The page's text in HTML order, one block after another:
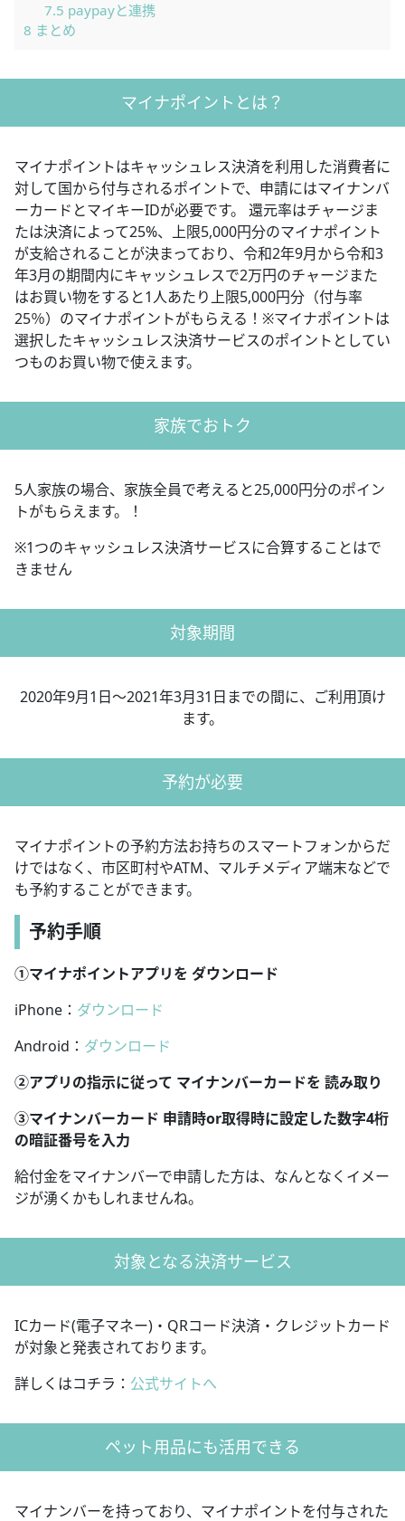
7.5 paypayと連携
8 まとめ
マイナポイントとは？
マイナポイントはキャッシュレス決済を利用した消費者に
対して国から付与されるポイントで、申請にはマイナンバ
ーカードとマイキーIDが必要です。 還元率はチャージま
たは決済によって25%、上限5,000円分のマイナポイント
が支給されることが決まっており、令和2年9月から令和3
年3月の期間内にキャッシュレスで2万円のチャージまた
はお買い物をすると1人あたり上限5,000円分（付与率
25％）のマイナポイントがもらえる！※マイナポイントは
選択したキャッシュレス決済サービスのポイントとしてい
つものお買い物で使えます。
家族でおトク
5人家族の場合、家族全員で考えると25,000円分のポイン
トがもらえます。！
※1つのキャッシュレス決済サービスに合算することはで
きません
対象期間
2020年9月1日～2021年3月31日までの間に、ご利用頂け
ます。
予約が必要
マイナポイントの予約方法お持ちのスマートフォンからだ
けではなく、市区町村やATM、マルチメディア端末などで
も予約することができます。
予約手順
①マイナポイントアプリを ダウンロード
iPhone： ダウンロード
Android： ダウンロード
②アプリの指示に従って マイナンバーカードを 読み取り
③マイナンバーカード 申請時or取得時に設定した数字4桁
の暗証番号を入力
給付金をマイナンバーで申請した方は、なんとなくイメー
ジが湧くかもしれませんね。
対象となる決済サービス
ICカード(電子マネー)・QRコード決済・クレジットカード
が対象と発表されております。
詳しくはコチラ： 公式サイトへ
ペット用品にも活用できる
マイナンバーを持っており、マイナポイントを付与された